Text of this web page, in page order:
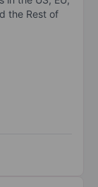
the Rest of